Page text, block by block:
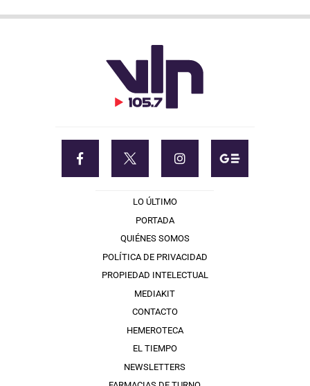
LO ÚLTIMO
PORTADA
QUIÉNES SOMOS
POLÍTICA DE PRIVACIDAD
PROPIEDAD INTELECTUAL
MEDIAKIT
CONTACTO
HEMEROTECA
EL TIEMPO
NEWSLETTERS